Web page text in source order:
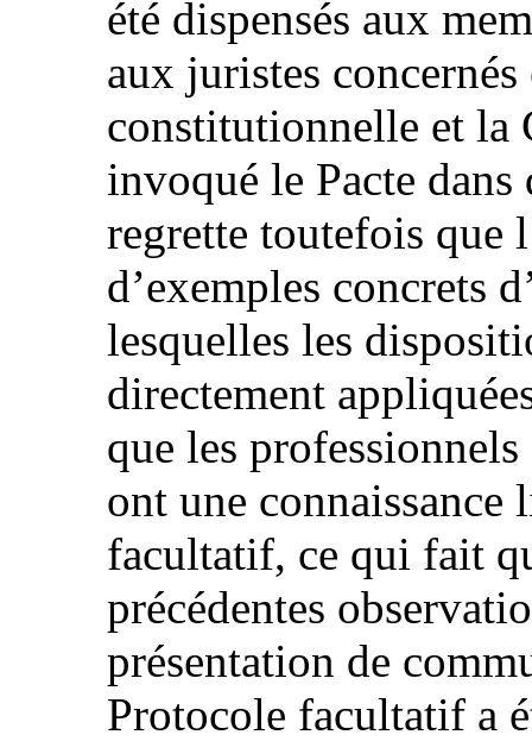
été dispensés aux
aux juristes
constitutionnelle et la
invoqué le Pacte
regrette toutefois que
d’exemples concrets
lesquelles les
directement
que les
ont une
facultatif, ce qui fait
précédentes
présentation de
Protocole facultatif a